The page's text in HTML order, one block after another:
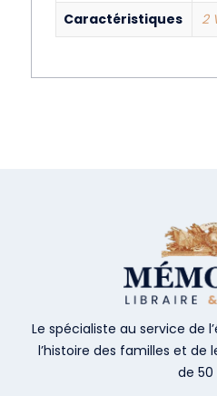
Caractéristiques
2
Le spécialiste au service de
l’histoire des familles et de
de 50